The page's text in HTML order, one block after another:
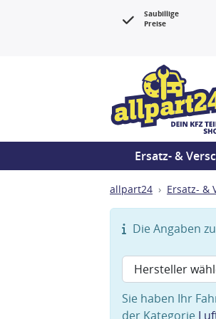
Saubillige
Preise
Ersatz- &
allpart24 Ersatz- &
Die Angaben
Sie haben Ihr
der Kategorie